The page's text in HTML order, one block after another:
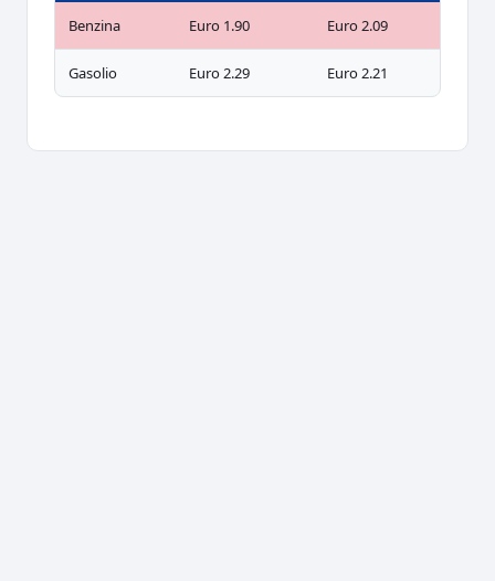
Benzina Euro 1.90 Euro 2.09
Gasolio Euro 2.29 Euro 2.21